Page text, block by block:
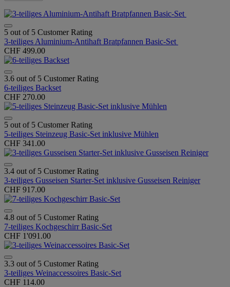
5 out of 5 Customer Rating
3-teiliges Aluminium-Antihaft Bratpfannen Basic-Set
CHF 499.00
3.6 out of 5 Customer Rating
6-teiliges Backset
CHF 270.00
5 out of 5 Customer Rating
5-teiliges Steinzeug Basic-Set inklusive Mühlen
CHF 341.00
3.4 out of 5 Customer Rating
3-teiliges Gusseisen Starter-Set inklusive Gusseisen Reiniger
CHF 917.00
4.8 out of 5 Customer Rating
7-teiliges Kochgeschirr Basic-Set
CHF 1'091.00
3.3 out of 5 Customer Rating
3-teiliges Weinaccessoires Basic-Set
CHF 114.00